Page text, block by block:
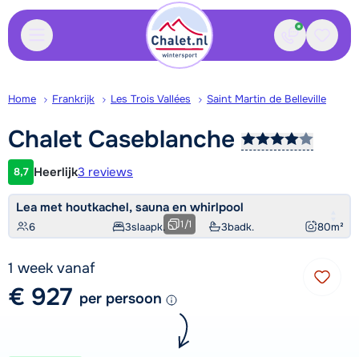
Contact
Home Frankrijk Les Trois Vallées Saint Martin de Belleville
Chalet Caseblanche
Klantwaardering
8,7 Heerlijk3 reviews
Lea met houtkachel, sauna en whirlpool
6 3slaapk. 3badk. 80m²
1/1
1 week vanaf
€ 927 per persoon